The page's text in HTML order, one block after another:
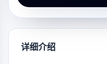
详细介绍